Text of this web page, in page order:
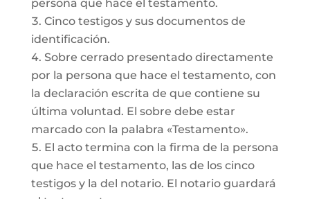
persona que hace el testamento.
Cinco testigos y sus documentos de
identificación.
Sobre cerrado presentado directamente
por la persona que hace el testamento, con
la declaración escrita de que contiene su
última voluntad. El sobre debe estar
marcado con la palabra «Testamento».
El acto termina con la firma de la persona
que hace el testamento, las de los cinco
testigos y la del notario. El notario guardará